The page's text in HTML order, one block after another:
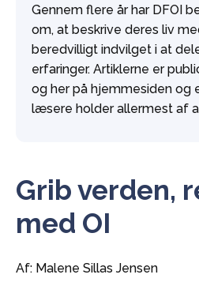
Gennem flere år har DFOI
om, at beskrive deres liv
beredvilligt indvilget i at
erfaringer. Artiklerne er
og her på hjemmesiden og
læsere holder allermest af
Grib verden,
med OI
Af: Malene Sillas Jensen